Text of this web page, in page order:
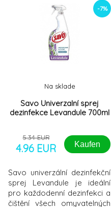
nepříjemných příznaků,
hlavně při nachlazení a
zánětu nosohltanu: Ulevuje
od ucpaného nosu, rýmy,
kýchání a pocitu tlaku v
hlavě.Hypertonická mořská
-7%
Savo Univerzalní sprej
dezinfekce Levandule 700ml
Na sklade
5.34 EUR
4.96 EUR Kaufen
Savo univerzální dezinfekční
sprej Levandule je ideální
pro každodenní dezinfekci a
čištění všech omyvatelných